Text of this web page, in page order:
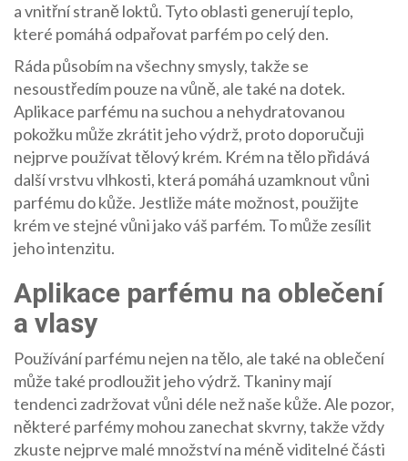
a vnitřní straně loktů. Tyto oblasti generují teplo,
které pomáhá odpařovat parfém po celý den.
Ráda působím na všechny smysly, takže se
nesoustředím pouze na vůně, ale také na dotek.
Aplikace parfému na suchou a nehydratovanou
pokožku může zkrátit jeho výdrž, proto doporučuji
nejprve používat tělový krém. Krém na tělo přidává
další vrstvu vlhkosti, která pomáhá uzamknout vůni
parfému do kůže. Jestliže máte možnost, použijte
krém ve stejné vůni jako váš parfém. To může zesílit
jeho intenzitu.
Aplikace parfému na oblečení
a vlasy
Používání parfému nejen na tělo, ale také na oblečení
může také prodloužit jeho výdrž. Tkaniny mají
tendenci zadržovat vůni déle než naše kůže. Ale pozor,
některé parfémy mohou zanechat skvrny, takže vždy
zkuste nejprve malé množství na méně viditelné části